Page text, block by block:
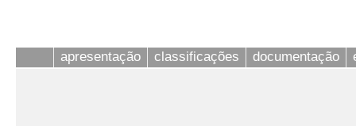
apresentação classificações documentação